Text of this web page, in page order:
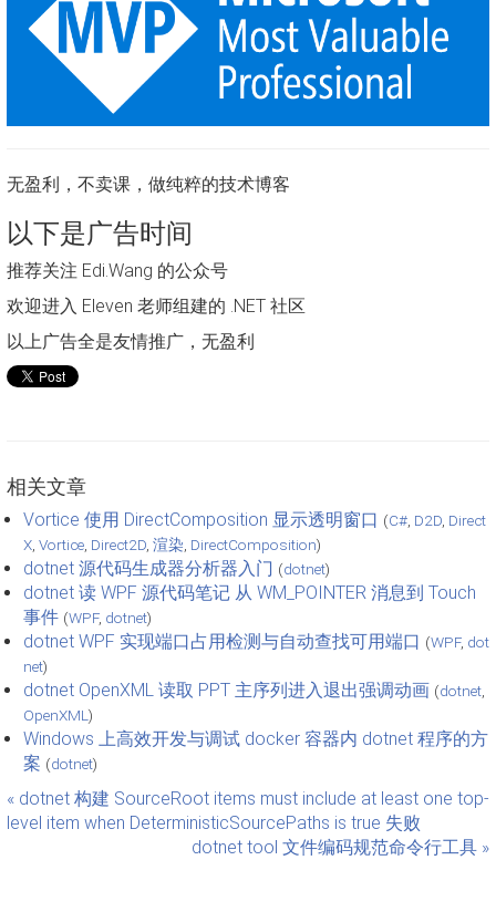
无盈利，不卖课，做纯粹的技术博客
以下是广告时间
推荐关注 Edi.Wang 的公众号
欢迎进入 Eleven 老师组建的 .NET 社区
以上广告全是友情推广，无盈利
相关文章
Vortice 使用 DirectComposition 显示透明窗口 (C# D2D Direct
X Vortice Direct2D 渲染 DirectComposition)
dotnet 源代码生成器分析器入门 (dotnet)
dotnet 读 WPF 源代码笔记 从 WM_POINTER 消息到 Touch
事件 (WPF, dotnet)
dotnet WPF 实现端口占用检测与自动查找可用端口 (WPF, dot
net)
dotnet OpenXML 读取 PPT 主序列进入退出强调动画 (dotnet
OpenXML )
Windows 上高效开发与调试 docker 容器内 dotnet 程序的方
案 (dotnet)
« dotnet 构建 SourceRoot items must include at least one top-
level item when DeterministicSourcePaths is true 失败
dotnet tool 文件编码规范命令行工具 »